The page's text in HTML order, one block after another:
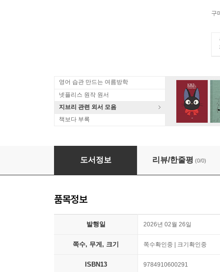
구
영어 습관 만드는 여름방학
넷플리스 원작 원서
지브리 관련 외서 모음
책보다 부록
LUNA’S KUROMI TAROT
도서정보 리뷰/한줄평 (0/0)
품목정보
발행일 2026년 02월 26일
쪽수, 무게, 크기 쪽수확인중 | 크기확인중
ISBN13 9784910600291